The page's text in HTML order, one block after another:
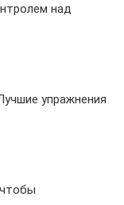
над
упражнения